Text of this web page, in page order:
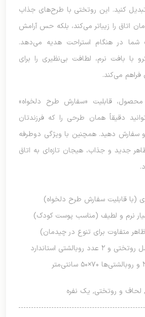
کنید. این روتختی با طرح‌های جذاب
اتاق را زیباتر می‌کند، بلکه حس آرامش
در هنگام استراحت هدیه می‌دهد.
با بافت نرم، لطافت بی‌نظیری را برای
می‌کند.
محصول، قابلیت «سفارش طرح دلخواه»
دقیقاً همان طرحی را که فرزندتان
سفارش دهید. همچنین با ویژگی دوطرفه
جدید و جذاب، هیجان تازه‌ای به اتاق
(با قابلیت سفارش طرح دلخواه)
نرم و لطیف (مناسب پوست کودک)
متفاوت برای تنوع در چیدمان)
, لحاف و روتختی, یک نفره